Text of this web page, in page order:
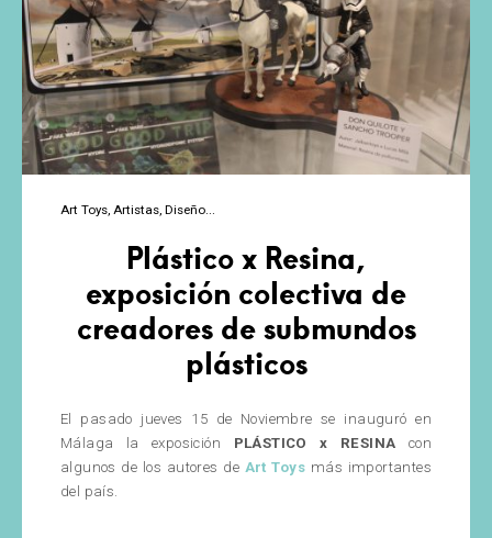
Art Toys Artistas Diseño
Plástico x Resina,
exposición colectiva de
creadores de submundos
plásticos
El pasado jueves 15 de Noviembre se inauguró en
Málaga la exposición PLÁSTICO x RESINA con
algunos de los autores de Art Toys más importantes
del país.